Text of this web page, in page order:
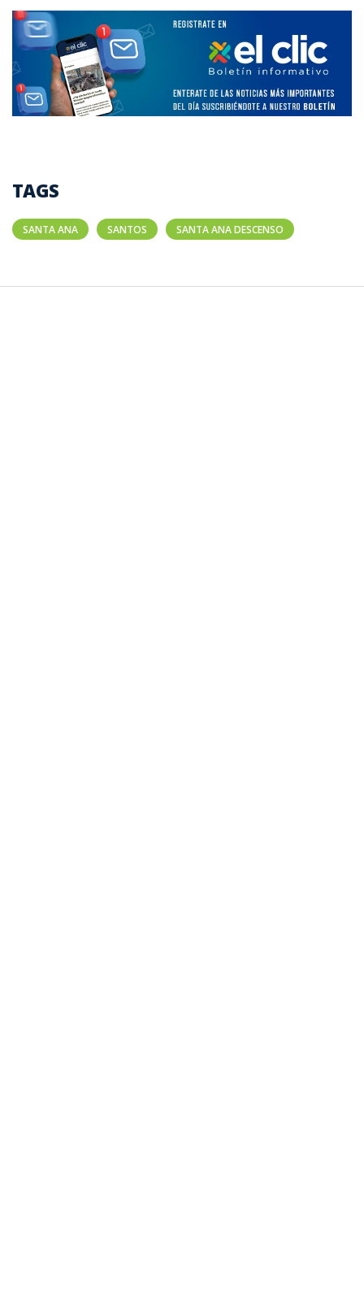
TAGS
SANTA ANA SANTOS SANTA ANA DESCENSO